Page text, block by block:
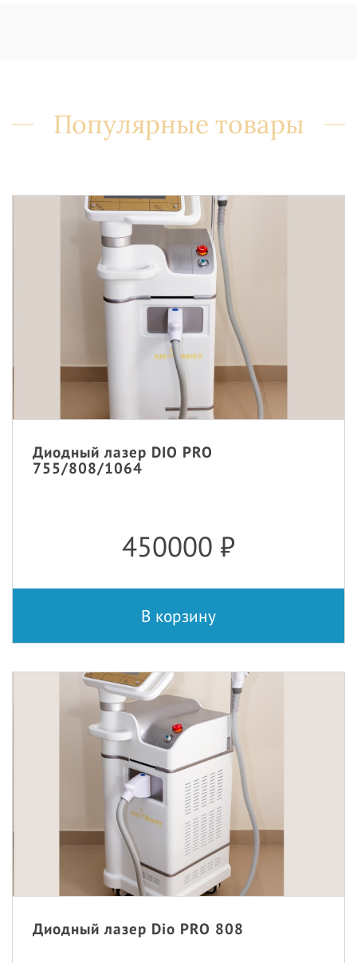
Популярные товары
Диодный лазер DIO PRO
755/808/1064
450000 ₽
В корзину
Диодный лазер Dio PRO 808